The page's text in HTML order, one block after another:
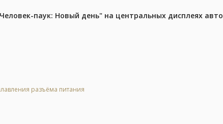
паук: Новый день" на центральных дисплеях авто
разъёма питания